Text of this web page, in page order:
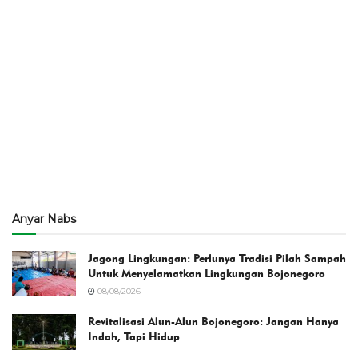
Anyar Nabs
Jagong Lingkungan: Perlunya Tradisi Pilah Sampah
Untuk Menyelamatkan Lingkungan Bojonegoro
08/08/2026
Revitalisasi Alun-Alun Bojonegoro: Jangan Hanya
Indah, Tapi Hidup